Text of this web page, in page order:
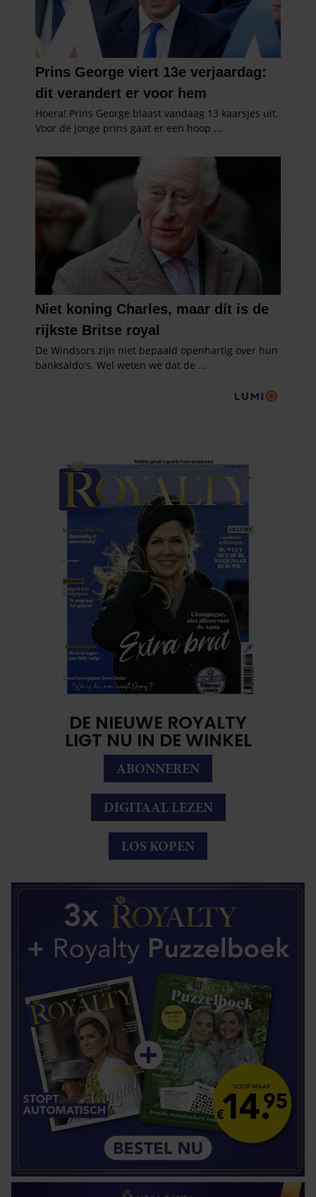
DE NIEUWE ROYALTY
LIGT NU IN DE WINKEL
ABONNEREN
DIGITAAL LEZEN
LOS KOPEN